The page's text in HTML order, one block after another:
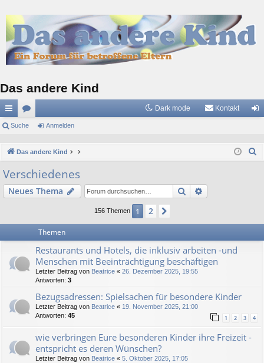
Das andere Kind
ch
llz
ug
riff
or
Dark mode Kontakt
el
Suche Anmelden
Das andere Kind
Verschiedenes
Neues Thema Suche
156 Themen 1 2
Themen
Restaurants und Hotels, die inklusiv arbeiten -und
Menschen mit Beeinträchtigung beschäftigen
Letzter Beitrag von Beatrice « 26. Dezember 2025, 19:55
Antworten: 3
Bezugsadressen: Spielsachen für besondere Kinder
Letzter Beitrag von Beatrice « 19. November 2025, 21:00
Antworten: 45 1 2 3 4
wie verbringen Eure besonderen Kinder ihre Freizeit -
entspricht es deren Wünschen?
Letzter Beitrag von Beatrice « 5. Oktober 2025, 17:05